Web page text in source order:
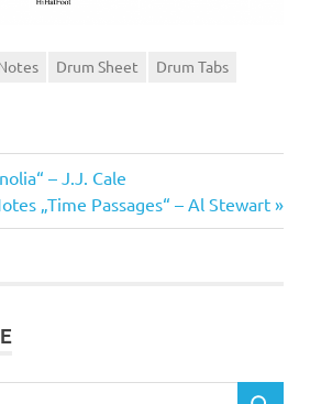
Drum Sheet
Drum Tabs
– J.J. Cale
„Time Passages“ – Al Stewart